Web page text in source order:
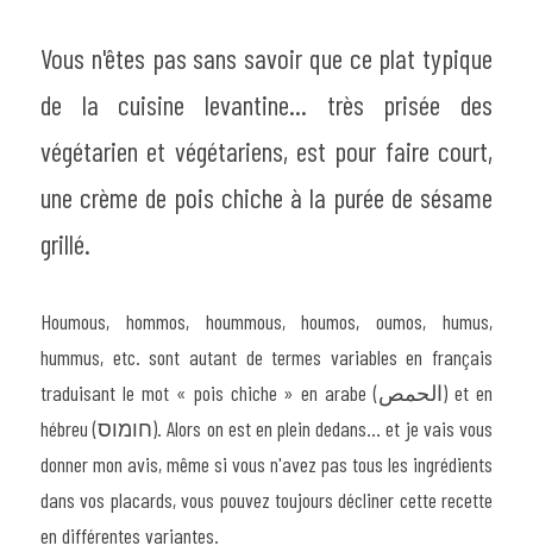
Vous n'êtes pas sans savoir que ce plat typique
de la cuisine levantine... très prisée des
végétarien et végétariens, est pour faire court,
une crème de pois chiche à la purée de sésame
grillé.
Houmous, hommos, hoummous, houmos, oumos, humus,
hummus, etc. sont autant de termes variables en français
traduisant le mot « pois chiche » en arabe (الحمص) et en
hébreu (חומוס). Alors on est en plein dedans... et je vais vous
donner mon avis, même si vous n'avez pas tous les ingrédients
dans vos placards, vous pouvez toujours décliner cette recette
en différentes variantes.